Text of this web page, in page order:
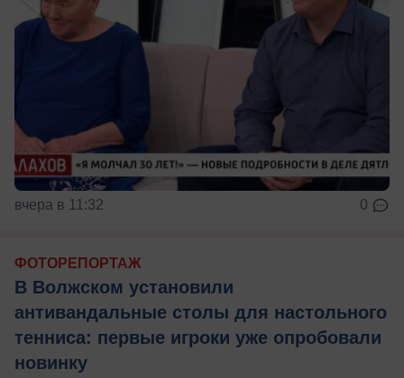
вчера в 11:32 0
ФОТОРЕПОРТАЖ
В Волжском установили
антивандальные столы для настольного
тенниса: первые игроки уже опробовали
новинку